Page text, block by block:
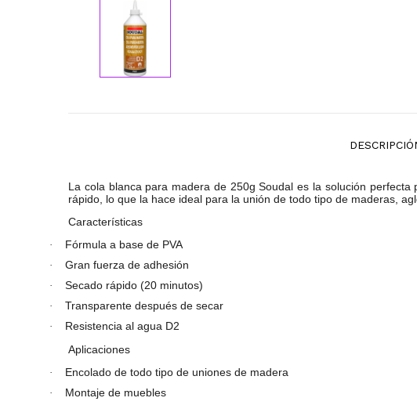
La cola blanca para madera de 250g Soudal es la solución
rápido, lo que la hace ideal para la unión de todo tipo de maderas,
Características
· Fórmula a base de PVA
· Gran fuerza de adhesión
· Secado rápido (20 minutos)
· Transparente después de secar
·
Resistencia al agua D2
Aplicaciones
· Encolado de todo tipo de uniones de madera
· Montaje de muebles